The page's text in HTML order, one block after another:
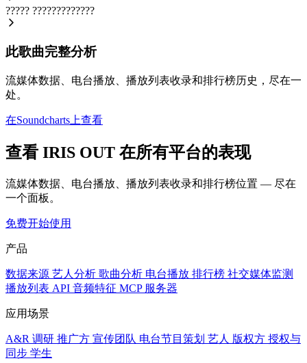
????? ?????????????
此歌曲完整分析
流媒体数据、电台播放、播放列表收录和排行榜历史，尽在一
处。
在Soundcharts上查看
查看 IRIS OUT 在所有平台的表现
流媒体数据、电台播放、播放列表收录和排行榜位置 — 尽在
一个面板。
免费开始使用
产品
数据来源 艺人分析 歌曲分析 电台播放 排行榜 社交媒体监测
播放列表 API 音频特征 MCP 服务器
应用场景
A&R 调研 推广方 宣传团队 电台节目策划 艺人 版权方 授权与
同步 学生